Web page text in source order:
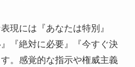
現には『あなたは特別』
』『絶対に必要』『今すぐ決
。感覚的な指示や権威主義